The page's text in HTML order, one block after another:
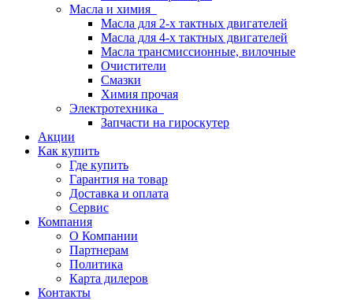
Масла и химия
Масла для 2-х тактных двигателей
Масла для 4-х тактных двигателей
Масла трансмиссионные, вилочные
Очистители
Смазки
Химия прочая
Электротехника
Запчасти на гироскутер
Акции
Как купить
Где купить
Гарантия на товар
Доставка и оплата
Сервис
Компания
О Компании
Партнерам
Политика
Карта дилеров
Контакты